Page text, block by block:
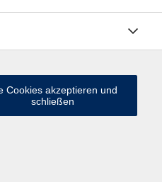
Cookies akzeptieren und
schließen